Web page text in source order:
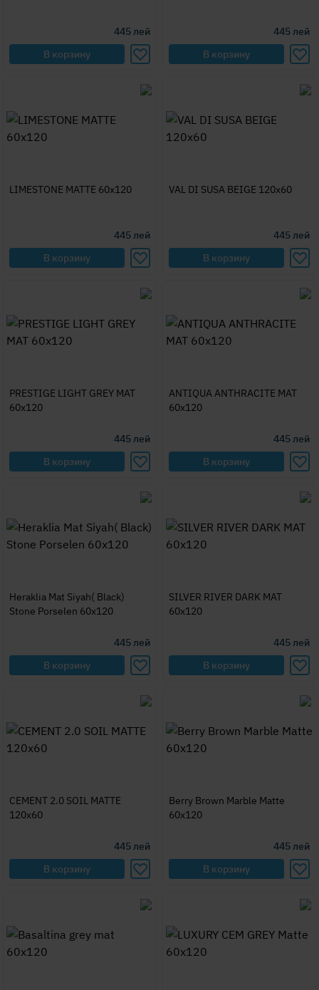
445лей
В корзину
445лей
В корзину
LIMESTONE MATTE 60x120
445лей
В корзину
VAL DI SUSA BEIGE 120x60
445лей
В корзину
PRESTIGE LIGHT GREY MAT
60x120
445лей
В корзину
ANTIQUA ANTHRACITE MAT
60x120
445лей
В корзину
Heraklia Mat Siyah( Black)
Stone Porselen 60x120
445лей
В корзину
SILVER RIVER DARK MAT
60x120
445лей
В корзину
CEMENT 2.0 SOIL MATTE
120x60
445лей
В корзину
Berry Brown Marble Matte
60x120
445лей
В корзину